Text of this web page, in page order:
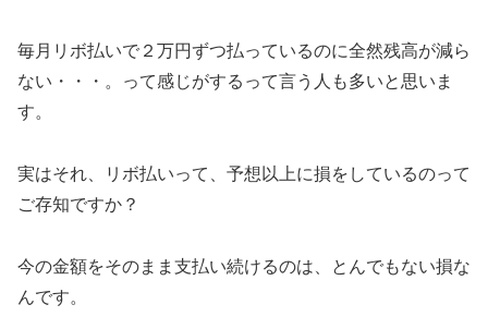
毎月リボ払いで２万円ずつ払っているのに全然残高が減ら
ない・・・。って感じがするって言う人も多いと思いま
す。
実はそれ、リボ払いって、予想以上に損をしているのって
ご存知ですか？
今の金額をそのまま支払い続けるのは、とんでもない損な
んです。